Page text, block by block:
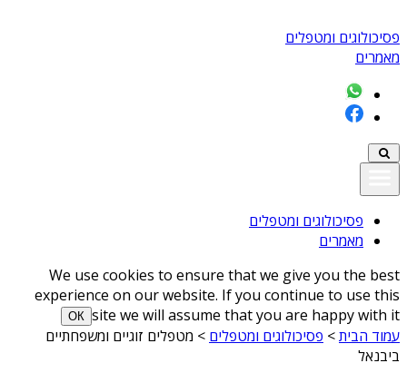
פסיכולוגים ומטפלים
מאמרים
פסיכולוגים ומטפלים
מאמרים
We use cookies to ensure that we give you the best
experience on our website. If you continue to use this
site we will assume that you are happy with it
ОК
עמוד הבית> פסיכולוגים ומטפלים > מטפלים זוגיים ומשפחתיים
ביבנאל